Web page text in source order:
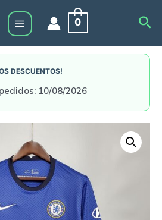
Main
Menu
0
DESCUENTOS!
10/08/2026